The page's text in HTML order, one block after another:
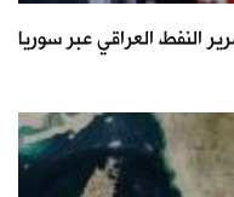
النفط العراقي عبر سوريا